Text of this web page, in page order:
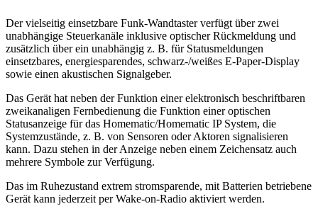
Der vielseitig einsetzbare Funk-Wandtaster verfügt über zwei
unabhängige Steuerkanäle inklusive optischer Rückmeldung und
zusätzlich über ein unabhängig z. B. für Statusmeldungen
einsetzbares, energiesparendes, schwarz-/weißes E-Paper-Display
sowie einen akustischen Signalgeber.
Das Gerät hat neben der Funktion einer elektronisch beschriftbaren
zweikanaligen Fernbedienung die Funktion einer optischen
Statusanzeige für das Homematic/Homematic IP System, die
Systemzustände, z. B. von Sensoren oder Aktoren signalisieren
kann. Dazu stehen in der Anzeige neben einem Zeichensatz auch
mehrere Symbole zur Verfügung.
Das im Ruhezustand extrem stromsparende, mit Batterien betriebene
Gerät kann jederzeit per Wake-on-Radio aktiviert werden.